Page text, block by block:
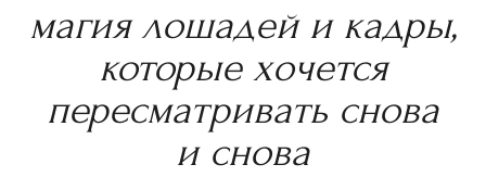
магия лошадей и кадры,
которые хочется
пересматривать снова
и снова